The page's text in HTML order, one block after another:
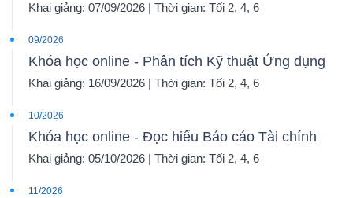
Khai giảng: 07/09/2026 | Thời gian: Tối 2, 4, 6
09/2026
Khóa học online - Phân tích Kỹ thuật Ứng dụng
Khai giảng: 16/09/2026 | Thời gian: Tối 2, 4, 6
10/2026
Khóa học online - Đọc hiểu Báo cáo Tài chính
Khai giảng: 05/10/2026 | Thời gian: Tối 2, 4, 6
11/2026